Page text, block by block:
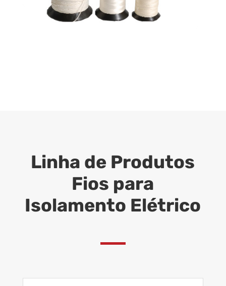
Linha de Produtos
Fios para
Isolamento Elétrico